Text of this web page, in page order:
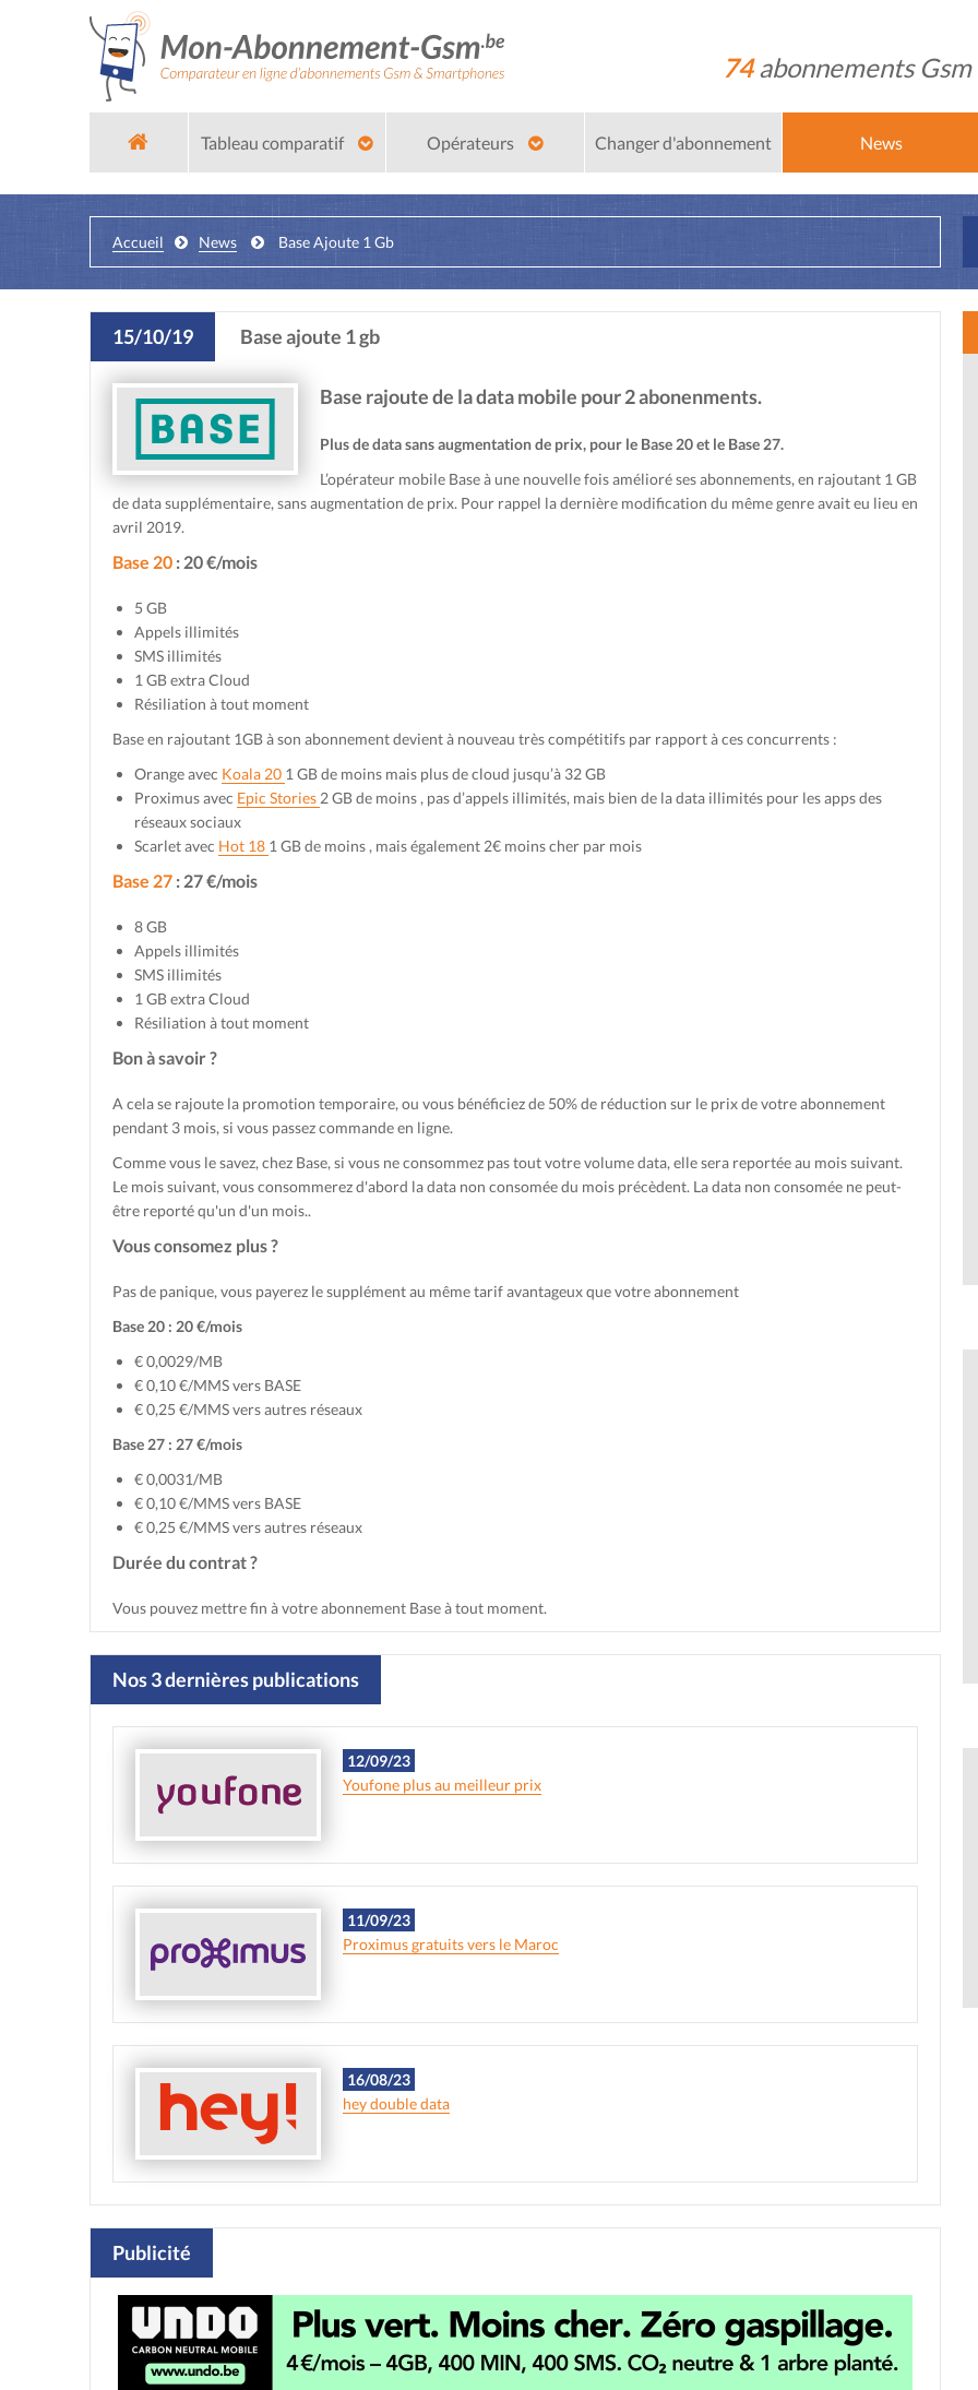
74abonnements Gsm
Tableau comparatif Opérateurs Changer d'abonnement News
Accueil News Base Ajoute 1 Gb
15/10/19 Base ajoute 1 gb
Base rajoute de la data mobile pour 2 abonenments.
Plus de data sans augmentation de prix, pour le Base 20 et le Base 27.
L’opérateur mobile Base à une nouvelle fois amélioré ses abonnements, en rajoutant 1 GB
de data supplémentaire, sans augmentation de prix. Pour rappel la dernière modification du même genre avait eu lieu en
avril 2019.
Base 20 : 20 €/mois
5 GB
Appels illimités
SMS illimités
1 GB extra Cloud
Résiliation à tout moment
Base en rajoutant 1GB à son abonnement devient à nouveau très compétitifs par rapport à ces concurrents :
Orange avec Koala 20 1 GB de moins mais plus de cloud jusqu’à 32 GB
Proximus avec Epic Stories 2 GB de moins , pas d’appels illimités, mais bien de la data illimités pour les apps des
réseaux sociaux
Scarlet avec Hot 18 1 GB de moins , mais également 2€ moins cher par mois
Base 27 : 27 €/mois
8 GB
Appels illimités
SMS illimités
1 GB extra Cloud
Résiliation à tout moment
Bon à savoir ?
A cela se rajoute la promotion temporaire, ou vous bénéficiez de 50% de réduction sur le prix de votre abonnement
pendant 3 mois, si vous passez commande en ligne.
Comme vous le savez, chez Base, si vous ne consommez pas tout votre volume data, elle sera reportée au mois suivant.
Le mois suivant, vous consommerez d'abord la data non consomée du mois précèdent. La data non consomée ne peut-
être reporté qu'un d'un mois..
Vous consomez plus ?
Pas de panique, vous payerez le supplément au même tarif avantageux que votre abonnement
Base 20 : 20 €/mois
€ 0,0029/MB
€ 0,10 €/MMS vers BASE
€ 0,25 €/MMS vers autres réseaux
Base 27 : 27 €/mois
€ 0,0031/MB
€ 0,10 €/MMS vers BASE
€ 0,25 €/MMS vers autres réseaux
Durée du contrat ?
Vous pouvez mettre fin à votre abonnement Base à tout moment.
Nos 3 dernières publications
12/09/23
Youfone plus au meilleur prix
11/09/23
Proximus gratuits vers le Maroc
16/08/23
hey double data
Publicité